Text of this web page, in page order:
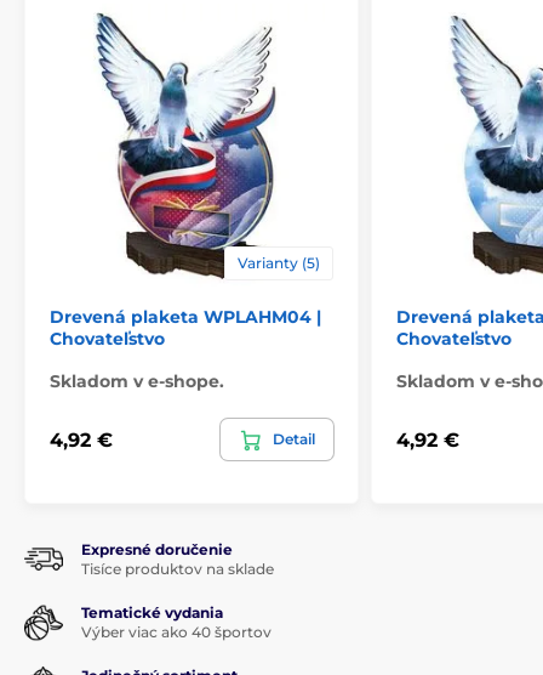
Varianty (5)
Drevená plaketa WPLAHM04 |
Chovateľstvo
Skladom v e-shope.
4,92 € Detail
Drevená
Chovateľstvo
Skladom v e-
4,92 €
Expresné doručenie
Tisíce produktov na sklade
Tematické vydania
Výber viac ako 40 športov